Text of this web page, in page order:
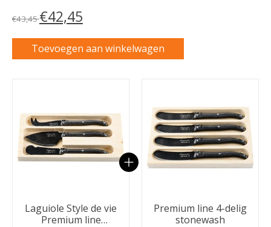
€43,45€42,45
Toevoegen aan winkelwagen
Laguiole Style de vie
Premium line
Premium line 4-delig
stonewash